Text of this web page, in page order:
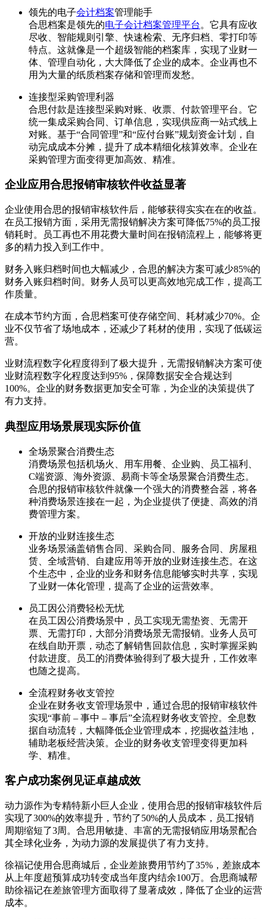
领先的电子会计档案管理能手
合思档案是领先的电子会计档案管理平台 。它具有应收
尽收、智能规则引擎、快速检索、无序归档、零打印等
特点。这就像是一个超级智能的档案库，实现了业财一
体、管理自动化，大大降低了企业的成本。企业再也不
用为大量的纸质档案存储和管理而发愁。
连接型采购管理利器
合思付款是连接型采购对账、收票、付款管理平台。它
统一集成采购合同、订单信息，实现供应商一站式线上
对账。基于“合同管理”和“应付台账”规划资金计划，自
动完成成本分摊，提升了成本精细化核算效率。企业在
采购管理方面变得更加高效、精准。
企业应用合思报销审核软件收益显著
企业使用合思的报销审核软件后，能够获得实实在在的收益。
在员工报销方面，采用无需报销解决方案可降低75%的员工报
销耗时。员工再也不用花费大量时间在报销流程上，能够将更
多的精力投入到工作中。
财务入账归档时间也大幅减少，合思的解决方案可减少85%的
财务入账归档时间。财务人员可以更高效地完成工作，提高工
作质量。
在成本节约方面，合思档案可使存储空间、耗材减少70%。企
业不仅节省了场地成本，还减少了耗材的使用，实现了低碳运
营。
业财流程数字化程度得到了极大提升，无需报销解决方案可使
业财流程数字化程度达到95%，保障数据安全合规达到
100%。企业的财务数据更加安全可靠，为企业的决策提供了
有力支持。
典型应用场景展现实际价值
全场景聚合消费生态
消费场景包括机场火、用车用餐、企业购、员工福利、
C端资源、海外资源、易商卡等全场景聚合消费生态。
合思的报销审核软件就像一个强大的消费整合器，将各
种消费场景连接在一起，为企业提供了便捷、高效的消
费管理方案。
开放的业财连接生态
业务场景涵盖销售合同、采购合同、服务合同、房屋租
赁、全域营销、自建应用等开放的业财连接生态。在这
个生态中，企业的业务和财务信息能够实时共享，实现
了业财一体化管理，提高了企业的运营效率。
员工因公消费轻松无忧
在员工因公消费场景中，员工实现无需垫资、无需开
票、无需打印，大部分消费场景无需报销。业务人员可
在线自助开票，动态了解销售回款信息，实时掌握采购
付款进度。员工的消费体验得到了极大提升，工作效率
也随之提高。
全流程财务收支管控
企业在财务收支管理场景中，通过合思的报销审核软件
实现“事前 – 事中 – 事后”全流程财务收支管控。全息数
据自动流转，大幅降低企业管理成本，挖掘收益洼地，
辅助老板经营决策。企业的财务收支管理变得更加科
学、精准。
客户成功案例见证卓越成效
动力源作为专精特新小巨人企业，使用合思的报销审核软件后
实现了300%的效率提升，节约了50%的人员成本，员工报销
周期缩短了3周。合思用敏捷、丰富的无需报销应用场景配合
其全球化业务，为动力源的发展提供了有力支持。
徐福记使用合思商城后，企业差旅费用节约了35%，差旅成本
从上年度超预算成功转变成当年度内结余100万。合思商城帮
助徐福记在差旅管理方面取得了显著成效，降低了企业的运营
成本。